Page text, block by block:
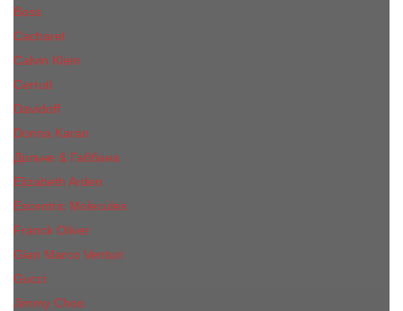
Boss
Cacharel
Calvin Klein
Cerruti
Davidoff
Donna Karan
Дольче & Габбана
Elizabeth Arden
Escentric Molecules
Franck Oliver
Gian Marco Venturi
Gucci
Jimmy Choo